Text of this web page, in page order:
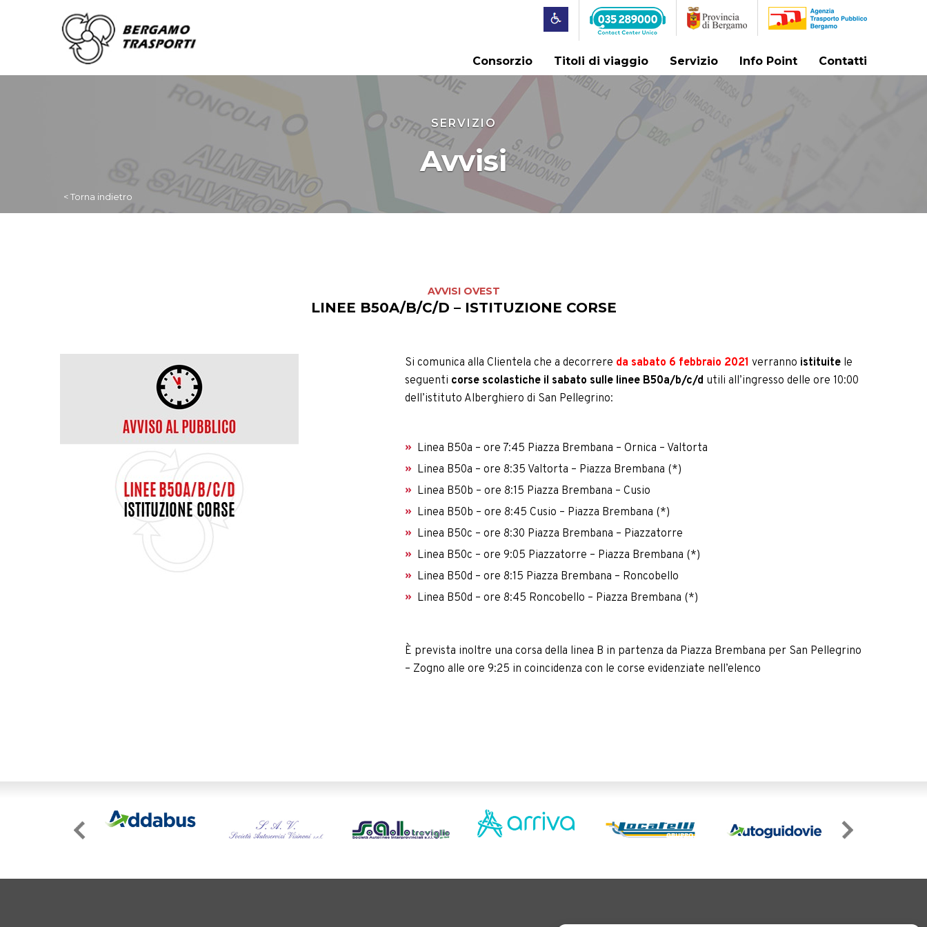
Consorzio Titoli di viaggio Servizio Info Point Contatti
SERVIZIO
Avvisi
< Torna indietro
AVVISI OVEST
LINEE B50A/B/C/D – ISTITUZIONE CORSE
Si comunica alla Clientela che a decorrere da sabato 6 febbraio 2021 verranno istituite le
seguenti corse scolastiche il sabato sulle linee B50a/b/c/d utili all’ingresso delle ore 10:00
dell’istituto Alberghiero di San Pellegrino:
Linea B50a – ore 7:45 Piazza Brembana – Ornica – Valtorta
Linea B50a – ore 8:35 Valtorta – Piazza Brembana (*)
Linea B50b – ore 8:15 Piazza Brembana – Cusio
Linea B50b – ore 8:45 Cusio – Piazza Brembana (*)
Linea B50c – ore 8:30 Piazza Brembana – Piazzatorre
Linea B50c – ore 9:05 Piazzatorre – Piazza Brembana (*)
Linea B50d – ore 8:15 Piazza Brembana – Roncobello
Linea B50d – ore 8:45 Roncobello – Piazza Brembana (*)
È prevista inoltre una corsa della linea B in partenza da Piazza Brembana per San Pellegrino
– Zogno alle ore 9:25 in coincidenza con le corse evidenziate nell’elenco